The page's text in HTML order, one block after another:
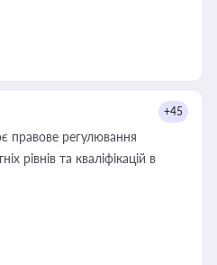
+45
правове регулювання
рівнів та кваліфікацій в